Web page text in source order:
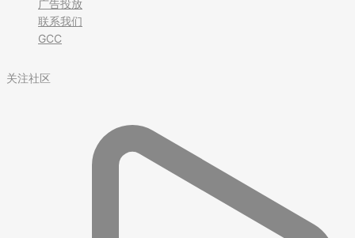
广告投放
联系我们
GCC
关注社区